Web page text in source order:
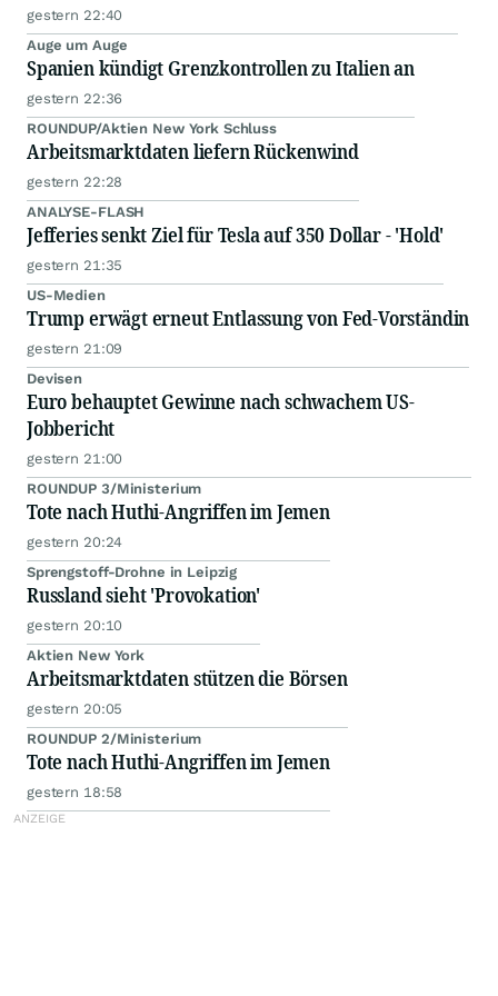
gestern 22:40
Auge um Auge
Spanien kündigt Grenzkontrollen zu Italien an
gestern 22:36
ROUNDUP/Aktien New York Schluss
Arbeitsmarktdaten liefern Rückenwind
gestern 22:28
ANALYSE-FLASH
Jefferies senkt Ziel für Tesla auf 350 Dollar - 'Hold'
gestern 21:35
US-Medien
Trump erwägt erneut Entlassung von Fed-Vorständin
gestern 21:09
Devisen
Euro behauptet Gewinne nach schwachem US-
Jobbericht
gestern 21:00
ROUNDUP 3/Ministerium
Tote nach Huthi-Angriffen im Jemen
gestern 20:24
Sprengstoff-Drohne in Leipzig
Russland sieht 'Provokation'
gestern 20:10
Aktien New York
Arbeitsmarktdaten stützen die Börsen
gestern 20:05
ROUNDUP 2/Ministerium
Tote nach Huthi-Angriffen im Jemen
gestern 18:58